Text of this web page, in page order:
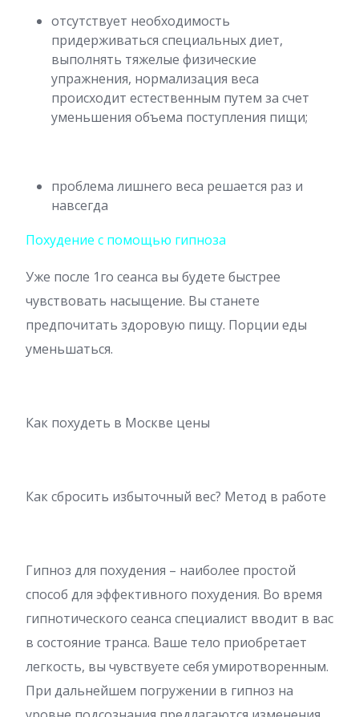
отсутствует необходимость
придерживаться специальных диет,
выполнять тяжелые физические
упражнения, нормализация веса
происходит естественным путем за счет
уменьшения объема поступления пищи;
проблема лишнего веса решается раз и
навсегда
Похудение с помощью гипноза
Уже после 1го сеанса вы будете быстрее
чувствовать насыщение. Вы станете
предпочитать здоровую пищу. Порции еды
уменьшаться.
Как похудеть в Москве цены
Как сбросить избыточный вес? Метод в работе
Гипноз для похудения – наиболее простой
способ для эффективного похудения. Во время
гипнотического сеанса специалист вводит в вас
в состояние транса. Ваше тело приобретает
легкость, вы чувствуете себя умиротворенным.
При дальнейшем погружении в гипноз на